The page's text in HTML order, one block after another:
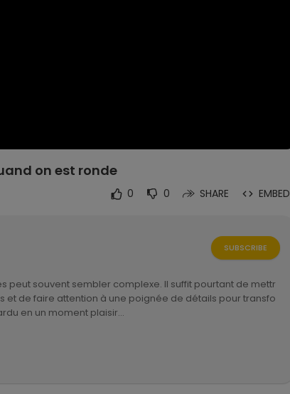
on est ronde
0 0 SHARE EMBED
SUBSCRIBE
peut souvent sembler complexe. Il suffit pourtant de mettr
et de faire attention à une poignée de détails pour transfo
en un moment plaisir…